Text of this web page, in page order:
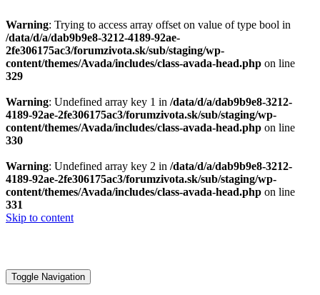
Warning: Trying to access array offset on value of type bool in
/data/d/a/dab9b9e8-3212-4189-92ae-
2fe306175ac3/forumzivota.sk/sub/staging/wp-
content/themes/Avada/includes/class-avada-head.php on line
329
Warning: Undefined array key 1 in /data/d/a/dab9b9e8-3212-
4189-92ae-2fe306175ac3/forumzivota.sk/sub/staging/wp-
content/themes/Avada/includes/class-avada-head.php on line
330
Warning: Undefined array key 2 in /data/d/a/dab9b9e8-3212-
4189-92ae-2fe306175ac3/forumzivota.sk/sub/staging/wp-
content/themes/Avada/includes/class-avada-head.php on line
331
Skip to content
Toggle Navigation